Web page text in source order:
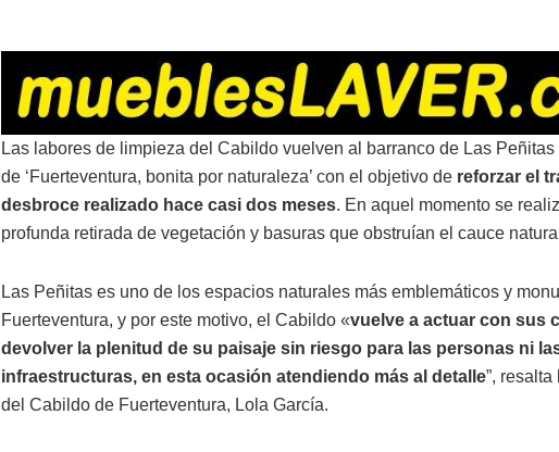
Las labores de limpieza del Cabildo vuelven al barranco de Las
de ‘Fuerteventura, bonita por naturaleza’ con el objetivo de reforzar el
desbroce realizado hace casi dos meses. En aquel momento se
profunda retirada de vegetación y basuras que obstruían el cauce
Las Peñitas es uno de los espacios naturales más emblemáticos y
Fuerteventura, y por este motivo, el Cabildo «vuelve a actuar con sus
devolver la plenitud de su paisaje sin riesgo para las personas ni
infraestructuras, en esta ocasión atendiendo más al detalle”,
del Cabildo de Fuerteventura, Lola García.